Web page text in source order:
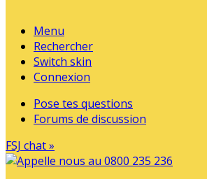
Menu
Rechercher
Switch skin
Connexion
Pose tes questions
Forums de discussion
FSJ chat »